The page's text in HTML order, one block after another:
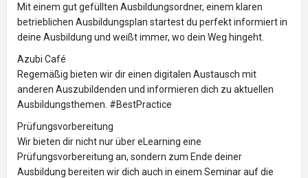
Mit einem gut gefüllten Ausbildungsordner, einem klaren
betrieblichen Ausbildungsplan startest du perfekt informiert in
deine Ausbildung und weißt immer, wo dein Weg hingeht.
Azubi Café
Regemäßig bieten wir dir einen digitalen Austausch mit
anderen Auszubildenden und informieren dich zu aktuellen
Ausbildungsthemen. #BestPractice
Prüfungsvorbereitung
Wir bieten dir nicht nur über eLearning eine
Prüfungsvorbereitung an, sondern zum Ende deiner
Ausbildung bereiten wir dich auch in einem Seminar auf die